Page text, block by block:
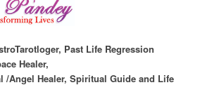
Past Life Regression
Healer,
/Angel Healer, Spiritual Guide and Life